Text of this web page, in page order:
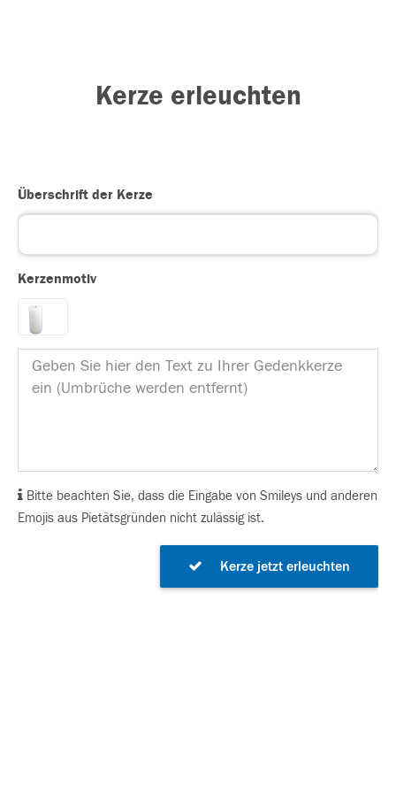
Kerze erleuchten
Überschrift der Kerze
Kerzenmotiv
Bitte beachten Sie, dass die Eingabe von Smileys und anderen
Emojis aus Pietätsgründen nicht zulässig ist.
Kerze jetzt erleuchten